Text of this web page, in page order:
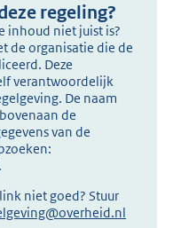
regeling?
inhoud niet juist is?
de organisatie die de
Deze
verantwoordelijk
De naam
de
van de
.
niet goed? Stuur